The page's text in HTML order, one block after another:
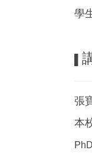
學
張
本